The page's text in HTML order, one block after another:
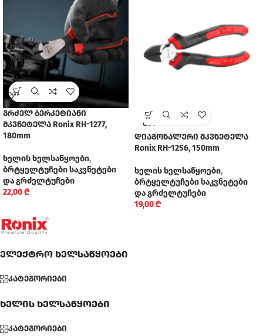
გრძელ ბერკეტიანი
მკვნეტელა Ronix RH-1277,
180mm
ხელის ხელსაწყოები,
ბრტყელტუჩები საკვნეტები
და გრძელტუჩები
22,00₾
SOLD
OUT
დიაგონალური მკვნეტელა
Ronix RH-1256, 150mm
ხელის ხელსაწყოები,
ბრტყელტუჩები საკვნეტები
და გრძელტუჩები
19,00₾
ელექტრო ხელსაწყოები
კატეგორიები
ხელის ხელსაწყოები
კატეგორიები